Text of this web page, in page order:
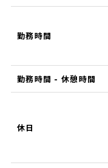
勤務時間
勤務時間 - 休憩時間
休日